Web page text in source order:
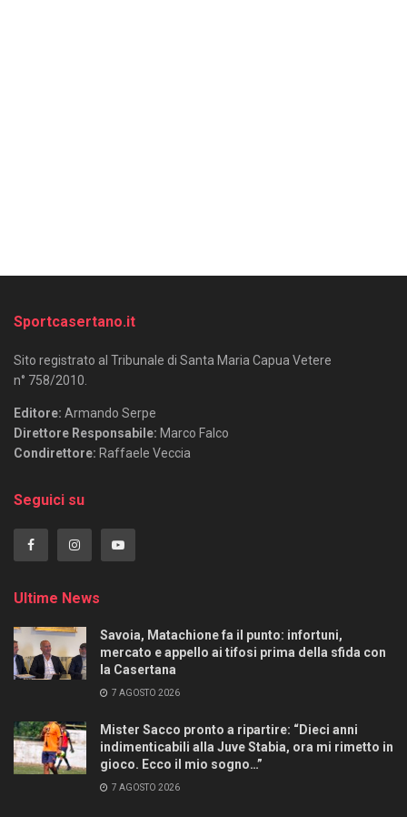
Sportcasertano.it
Sito registrato al Tribunale di Santa Maria Capua Vetere
n° 758/2010.
Editore: Armando Serpe
Direttore Responsabile: Marco Falco
Condirettore: Raffaele Veccia
Seguici su
Ultime News
Savoia, Matachione fa il punto: infortuni,
mercato e appello ai tifosi prima della sfida con
la Casertana
7 AGOSTO 2026
Mister Sacco pronto a ripartire: “Dieci anni
indimenticabili alla Juve Stabia, ora mi rimetto in
gioco. Ecco il mio sogno…”
7 AGOSTO 2026